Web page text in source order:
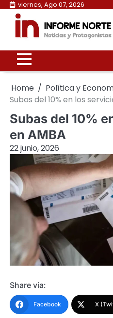
Skip
content
viernes, Ago 07, 2026
Home
Política y
Subas del 10% en los
Subas del 10%
en AMBA
22 junio, 2026
Share via:
Facebook X